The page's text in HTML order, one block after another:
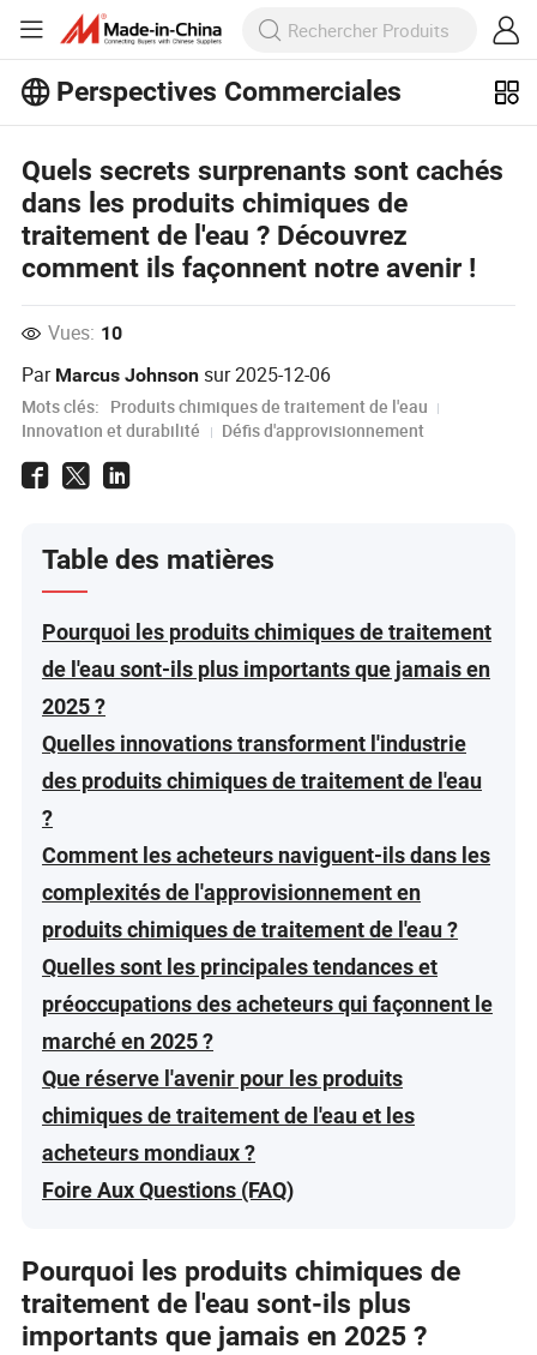
Perspectives Commerciales
Quels secrets surprenants sont cachés
dans les produits chimiques de
traitement de l'eau ? Découvrez
comment ils façonnent notre avenir !
Vues: 10
Par Marcus Johnson sur2025-12-06
Mots clés:
Produits chimiques de traitement de l'eau
Innovation et durabilité
Défis d'approvisionnement
Table des matières
Pourquoi les produits chimiques de traitement
de l'eau sont-ils plus importants que jamais en
2025 ?
Quelles innovations transforment l'industrie
des produits chimiques de traitement de l'eau
?
Comment les acheteurs naviguent-ils dans les
complexités de l'approvisionnement en
produits chimiques de traitement de l'eau ?
Quelles sont les principales tendances et
préoccupations des acheteurs qui façonnent le
marché en 2025 ?
Que réserve l'avenir pour les produits
chimiques de traitement de l'eau et les
acheteurs mondiaux ?
Foire Aux Questions (FAQ)
Pourquoi les produits chimiques de
traitement de l'eau sont-ils plus
importants que jamais en 2025 ?